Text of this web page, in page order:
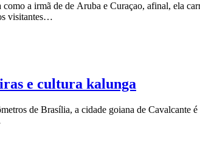
a irmã de de Aruba e Curaçao, afinal, ela
visitantes…
e cultura kalunga
de Brasília, a cidade goiana de Cavalcante